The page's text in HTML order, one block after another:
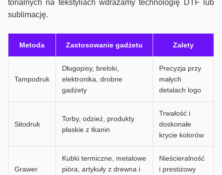
tonalnych na tekstyliach wdrażamy technologię DTF lub
sublimację.
Metoda Zastosowanie gadżetu Zalety
Tampodruk
Długopisy, breloki,
elektronika, drobne
gadżety
Precyzja przy
małych
detalach logo
Sitodruk
Torby, odzież, produkty
płaskie z tkanin
Trwałość i
doskonałe
krycie kolorów
Grawer
Kubki termiczne, metalowe
pióra, artykuły z drewna i
Nieścieralność
i prestiżowy